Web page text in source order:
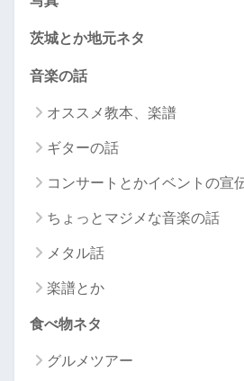
茨城とか地元ネタ
音楽の話
オススメ教本、楽譜
ギターの話
コンサートとかイベントの宣
ちょっとマジメな音楽の話
メタル話
楽譜とか
食べ物ネタ
グルメツアー